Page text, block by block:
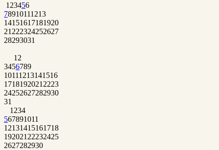
1 23456
78910111213
14151617181920
21 222324252627
28293031
1 2
3456789
10111213141516
1718192021 2223
24252627282930
31
1 234
567891011
12131415161718
192021 22232425
2627282930